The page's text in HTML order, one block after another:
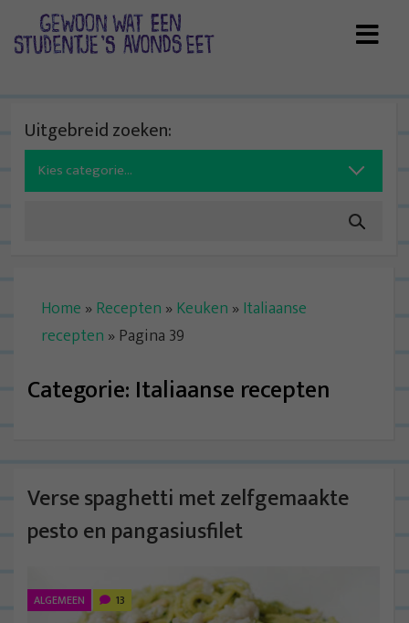
Uitgebreid zoeken:
Search
for:
Home » Recepten » Keuken » Italiaanse
recepten » Pagina 39
Categorie: Italiaanse recepten
Verse spaghetti met zelfgemaakte
pesto en pangasiusfilet
ALGEMEEN 13